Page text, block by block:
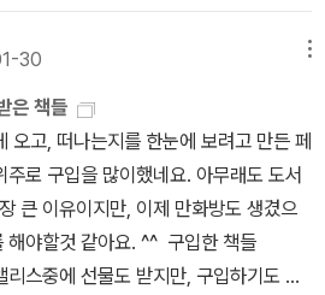
많이 그렸다. [주1] 시드니 사임의 출
앤서니 앤거롤라(Anthony Angarol
다. 러브크래프트가 가장 좋아하는 화가
을 혐오한 순수 백인 앵글로색슨 혈통주
자 출신 화가를 좋아했다는 사실이 아이
16, 1988년 1월 7일 방영)차가운 방
년) ※ <나이트 갤러리>
작선 2》 (책세상, 2004)메리 윌킨스
이야기를 믿지 않았고 표정이 더욱 굳
손가락질하며 불평했다. “당신은 돈을
, 당신은 자고 싶은 거죠? 두 사람 모두
이에요!” 월터는 질린 얼굴로 주인에게
오터는 계속 떠들어댔다. 주인도 마치
듯 무시하고 편히 쉬라고 했다. “거짓말
가는 주인을 향해 소리쳤다. 월터는 옷
이나
지쳤어.” 야무지게 팔짱을 긴 레오터의
운 문체로 재번역한다고 해도 기억력이
꾼’으로 쓰지 않는다. 그래서 《러브크래
번역한 사람은 류지선 씨일 가능성이 높
했을 때, 백인들은 흑인을 비하하는 단어
날 이 단어를 사용하는 것은 인종차별
개적인 자리에서 이 단어를 사용했다간
다. 황금가지 번역
품들을 소개한 동서 미스터리 북스의
』가 수록되어 있는데, 《공포의 보수》의
양이 이름을 ‘네로’라고 썼다. 《공포의
수 있다. 동서문화서 번역본은 일본어로
읽을때, 최근에 본 영화 '맨 인더 다크'가
하러 들어갔던 집에서 무서운 존재를 만
것 같아요. 솔직히 영화는 초반에는 괜
는데, 딱 책처럼 4페이지 분량이 맞았던
프트의 원초적 공포는 다른 이들에게 좋
티븐 킹'도 만나고 '이토 준지'도 만날수
저는 러브 크래프트 이야기가 6권까지
러브 크래프트에게 영향을 받은 작가
. 왠지 아쉬우면서도, 그를 뛰어넘는 작
독감과 상실감으로 무기력하게 만들면
고 다니며 상상력을 자극하기에 더 매력
크래프트 전집'을 2권까지만 읽었지
자를 위해 이야기 들어가기전 설명이
명 역시 스포가 될수있기 때문에 다 읽
리고 각권마다 연계성이 있는 글을 출
를 이해하는데 큰 도움이 되었어
는 글이 있습니다. 1. <데이곤 Dagon
행했던 괴담이다. 괴담의 내용이 아리
. 괴담의 주인공은 식당에 ‘나폴리탄’이
문한다. 그는 음식을 먹다가 두통에 시
았는지 점장에게 불평한다. 점장은 새
. 다행히 주인공은 방금 전과 다르게 음
고 식당을 나온 주인공은 갑자기 무언가
게도 괴담은 주인공이 눈치를 챈 ‘그
을 맺는다. 나폴리탄이 뭐죠? 스파게
하는 사람들은 여러 가지 궁금증을 마
30
은 책들
고, 떠나는지를 한눈에 보려고 만든 페
로 구입을 많이했네요. 아무래도 도서
큰 이유이지만, 이제 만화방도 생겼으
해야할것 같아요. ^^ 구입한 책들
스중에 선물도 받지만, 구입하기도 해